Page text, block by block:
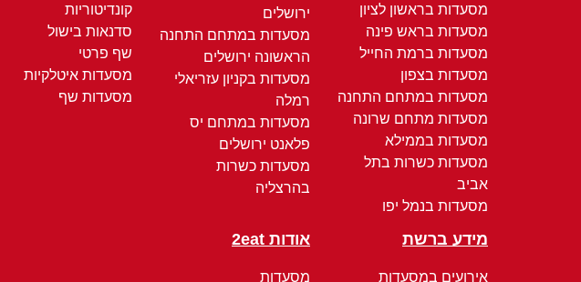
מסעדות בראשון לציון
מסעדות בראש פינה
מסעדות ברמת החייל
מסעדות בצפון
מסעדות במתחם התחנה
מסעדות מתחם שרונה
מסעדות בממילא
מסעדות כשרות בתל
אביב
מסעדות בנמל יפו
ירושלים
מסעדות במתחם התחנה
הראשונה ירושלים
מסעדות בקניון עזריאלי
רמלה
מסעדות במתחם יס
פלאנט ירושלים
מסעדות כשרות
בהרצליה
קונדיטוריות
סדנאות בישול
שף פרטי
מסעדות איטלקיות
מסעדות שף
מידע ברשת
אירועים במסעדות
אודות 2eat
מסעדות